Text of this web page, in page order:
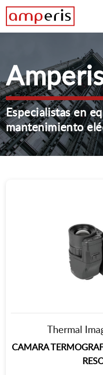
Especialistas en
mantenimiento
Thermal
CAMARA